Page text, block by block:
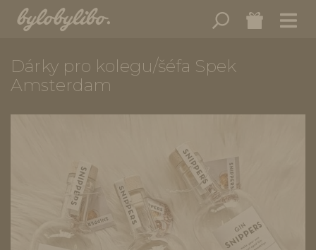
Dárky pro kolegu/šéfa Spek
Amsterdam